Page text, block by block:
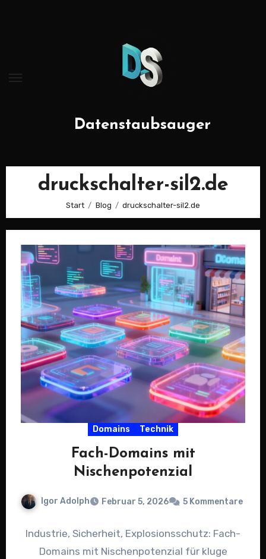
Datenstaubsauger
druckschalter-sil2.de
Start Blog druckschalter-sil2.de
Domains Technik
Fach-Domains mit
Nischenpotenzial
Igor Adolph Februar 5, 2026 5 Kommentare
Industrie, Sicherheit, Explosionsschutz: Fach-
Domains mit Nischenpotenzial für kluge